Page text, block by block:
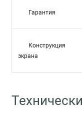
Гарантия
Конструкция
экрана